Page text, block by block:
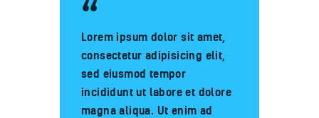
Lorem ipsum dolor sit amet,
consectetur adipisicing elit,
sed eiusmod tempor
incididunt ut labore et dolore
magna aliqua. Ut enim ad